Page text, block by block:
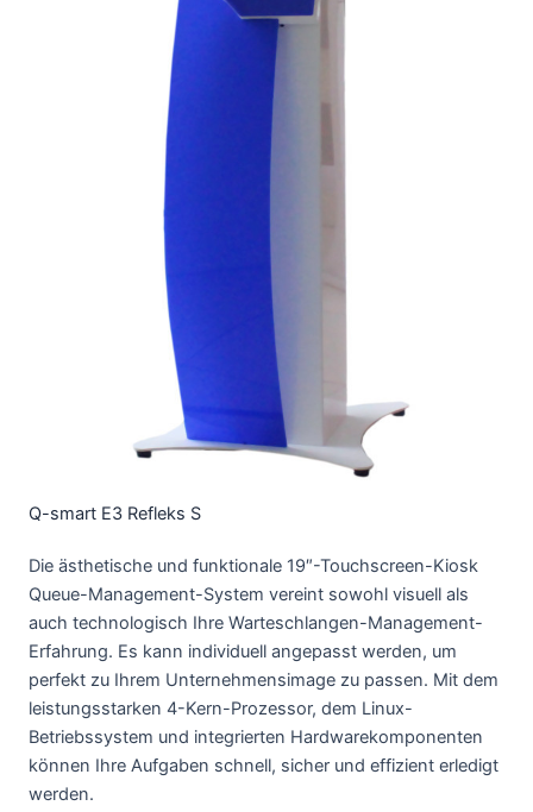
Q-smart E3 Refleks S
Die ästhetische und funktionale 19″-Touchscreen-Kiosk
Queue-Management-System vereint sowohl visuell als
auch technologisch Ihre Warteschlangen-Management-
Erfahrung. Es kann individuell angepasst werden, um
perfekt zu Ihrem Unternehmensimage zu passen. Mit dem
leistungsstarken 4-Kern-Prozessor, dem Linux-
Betriebssystem und integrierten Hardwarekomponenten
können Ihre Aufgaben schnell, sicher und effizient erledigt
werden.